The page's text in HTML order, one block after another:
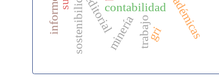
contabilidad
editorial
sostenibilidad mineríatrabajogri